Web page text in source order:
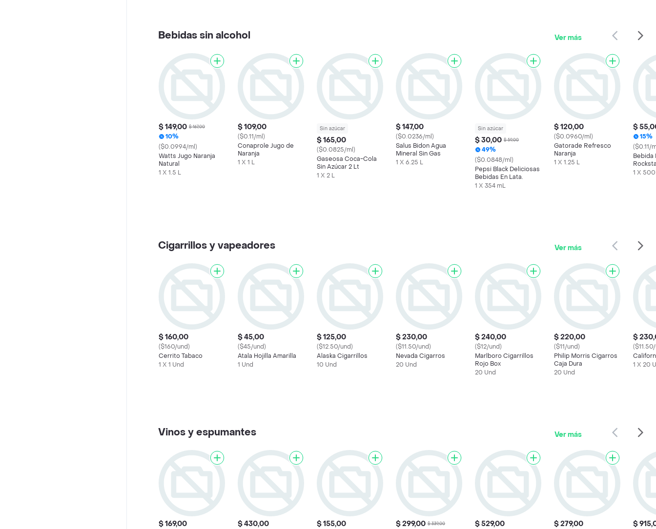
Bebidas sin alcohol Ver más
$ 149,00 $ 167,00
10%
($0.0994/ml)
Watts Jugo Naranja
Natural
1 X 1.5 L
$ 109,00
($0.11/ml)
Conaprole Jugo de
Naranja
1 X 1 L
Sin azúcar
$ 165,00
($0.0825/ml)
Gaseosa Coca-Cola
Sin Azúcar 2 Lt
1 X 2 L
$ 147,00
($0.0236/ml)
Salus Bidon Agua
Mineral Sin Gas
1 X 6.25 L
Sin azúcar
$ 30,00 $ 59,00
49%
($0.0848/ml)
Pepsi Black Deliciosas
Bebidas En Lata.
1 X 354 mL
$ 120,00
($0.0960/ml)
Gatorade Refresco
Naranja
1 X 1.25 L
$
15%
($0.11/
Bebida
1 X
Cigarrillos y vapeadores Ver más
$ 160,00
($160/und)
Cerrito Tabaco
1 X 1 Und
$ 45,00
($45/und)
Atala Hojilla Amarilla
1 Und
$ 125,00
($12.50/und)
Alaska Cigarrillos
10 Und
$ 230,00
($11.50/und)
Nevada Cigarros
20 Und
$ 240,00
($12/und)
Marlboro Cigarrillos
Rojo Box
20 Und
$ 220,00
($11/und)
Philip Morris Cigarros
Caja Dura
20 Und
$
1 X 20
Vinos y espumantes Ver más
$ 169,00 $ 430,00 $ 155,00 $ 299,00 $ 339,00 $ 529,00 $ 279,00 $